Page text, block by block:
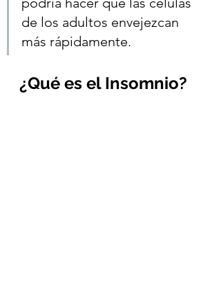
de los adultos envejezcan
más rápidamente.
¿Qué es el Insomnio?